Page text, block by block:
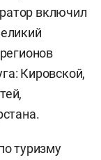
включил
Кировской,
туризму